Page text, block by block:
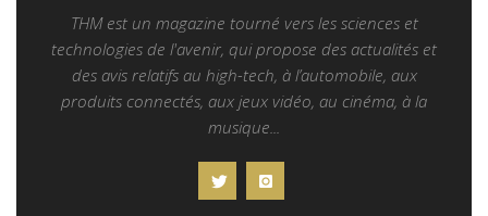
THM est un magazine tourné vers les sciences et
technologies de l'avenir, qui propose des actualités et
des avis relatifs au high-tech, à l’automobile, aux
produits connectés, aux jeux vidéo, au cinéma, à la
musique...